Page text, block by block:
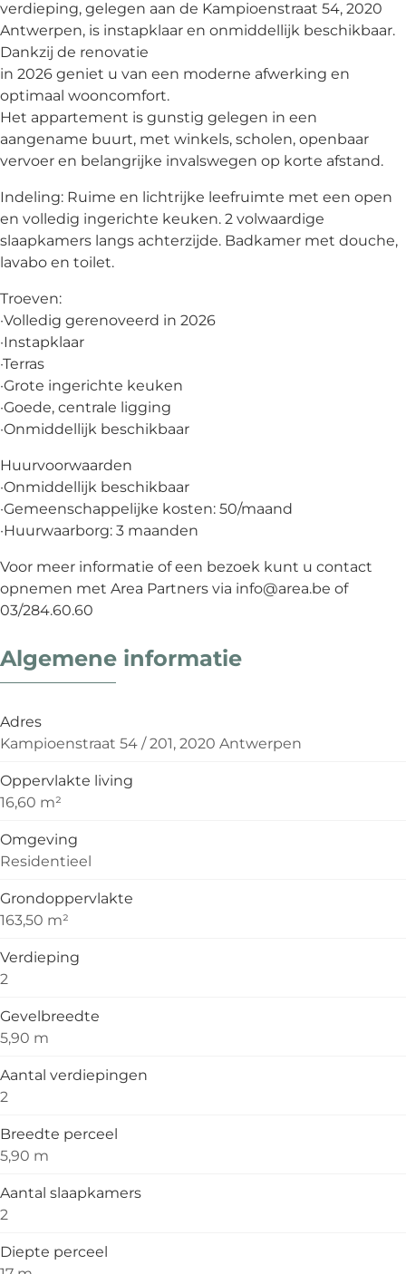
verdieping, gelegen aan de Kampioenstraat 54, 2020
Antwerpen, is instapklaar en onmiddellijk beschikbaar.
Dankzij de renovatie
in 2026 geniet u van een moderne afwerking en
optimaal wooncomfort.
Het appartement is gunstig gelegen in een
aangename buurt, met winkels, scholen, openbaar
vervoer en belangrijke invalswegen op korte afstand.
Indeling: Ruime en lichtrijke leefruimte met een open
en volledig ingerichte keuken. 2 volwaardige
slaapkamers langs achterzijde. Badkamer met douche,
lavabo en toilet.
Troeven:
·Volledig gerenoveerd in 2026
·Instapklaar
·Terras
·Grote ingerichte keuken
·Goede, centrale ligging
·Onmiddellijk beschikbaar
Huurvoorwaarden
·Onmiddellijk beschikbaar
·Gemeenschappelijke kosten: 50/maand
·Huurwaarborg: 3 maanden
Voor meer informatie of een bezoek kunt u contact
opnemen met Area Partners via info@area.be of
03/284.60.60
Algemene informatie
Adres
Kampioenstraat 54 / 201, 2020 Antwerpen
Oppervlakte living
16,60 m²
Omgeving
Residentieel
Grondoppervlakte
163,50 m²
Verdieping
2
Gevelbreedte
5,90 m
Aantal verdiepingen
2
Breedte perceel
5,90 m
Aantal slaapkamers
2
Diepte perceel